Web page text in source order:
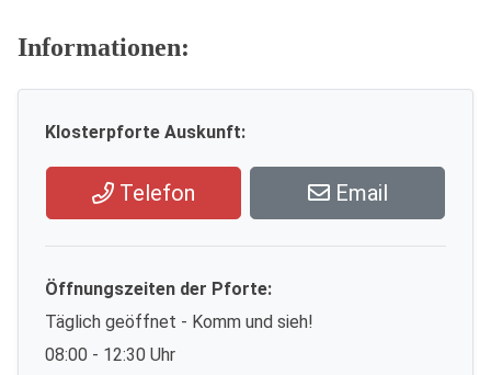
Informationen:
Klosterpforte Auskunft:
Telefon Email
Öffnungszeiten der Pforte:
Täglich geöffnet - Komm und sieh!
08:00 - 12:30 Uhr